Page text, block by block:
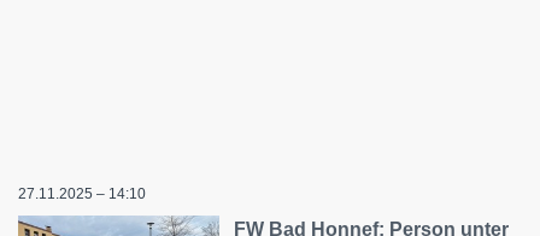
27.11.2025 – 14:10
FW Bad Honnef: Person unter